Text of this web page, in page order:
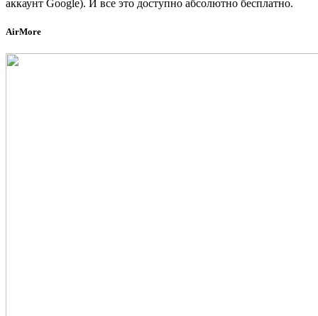
аккаунт Google). И все это доступно абсолютно бесплатно.
AirMore